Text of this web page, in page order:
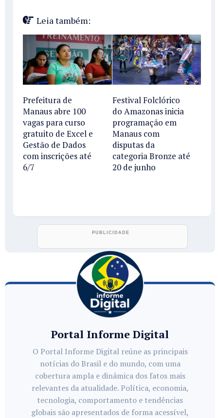
Leia também:
Prefeitura de
Manaus abre 100
vagas para curso
gratuito de Excel e
Gestão de Dados
com inscrições até
6/7
Festival Folclórico
do Amazonas inicia
programação em
Manaus com
disputas da
categoria Bronze até
20 de junho
Portal Informe Digital
O Portal Informe Digital reúne as principais
notícias do Brasil e do mundo, com uma
cobertura ampla e dinâmica dos fatos mais
relevantes da atualidade. Política, economia,
tecnologia, comportamento e tendências
globais são apresentados de forma acessível,